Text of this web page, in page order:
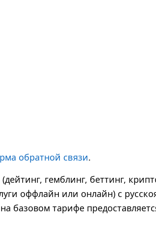
обратной связи.
гемблинг, беттинг,
оффлайн или онлайн) с
базовом тарифе